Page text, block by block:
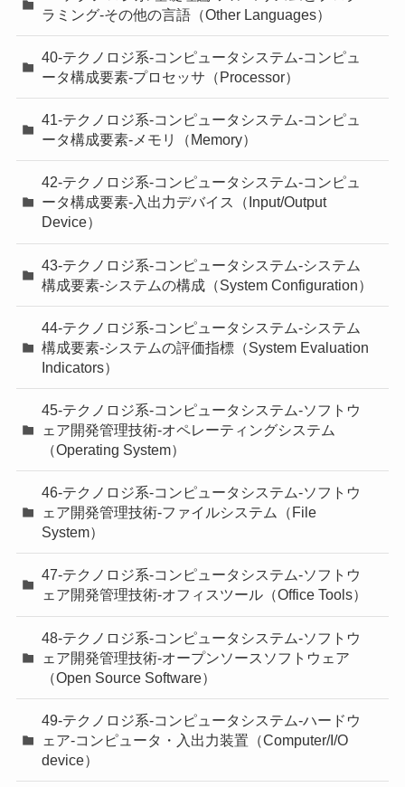
ラミング-その他の言語（Other Languages）
40-テクノロジ系-コンピュータシステム-コンピュ
ータ構成要素-プロセッサ（Processor）
41-テクノロジ系-コンピュータシステム-コンピュ
ータ構成要素-メモリ（Memory）
42-テクノロジ系-コンピュータシステム-コンピュ
ータ構成要素-入出力デバイス（Input/Output
Device）
43-テクノロジ系-コンピュータシステム-システム
構成要素-システムの構成（System Configuration）
44-テクノロジ系-コンピュータシステム-システム
構成要素-システムの評価指標（System Evaluation
Indicators）
45-テクノロジ系-コンピュータシステム-ソフトウ
ェア開発管理技術-オペレーティングシステム
（Operating System）
46-テクノロジ系-コンピュータシステム-ソフトウ
ェア開発管理技術-ファイルシステム（File
System）
47-テクノロジ系-コンピュータシステム-ソフトウ
ェア開発管理技術-オフィスツール（Office Tools）
48-テクノロジ系-コンピュータシステム-ソフトウ
ェア開発管理技術-オープンソースソフトウェア
（Open Source Software）
49-テクノロジ系-コンピュータシステム-ハードウ
ェア-コンピュータ・入出力装置（Computer/I/O
device）